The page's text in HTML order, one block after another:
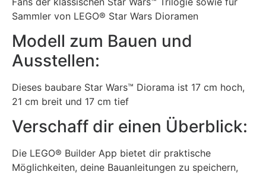
Sammler von LEGO® Star Wars Dioramen
Modell zum Bauen und
Ausstellen:
Dieses baubare Star Wars™ Diorama ist 17 cm hoch,
21 cm breit und 17 cm tief
Verschaff dir einen Überblick:
Die LEGO® Builder App bietet dir praktische
Möglichkeiten, deine Bauanleitungen zu speichern,